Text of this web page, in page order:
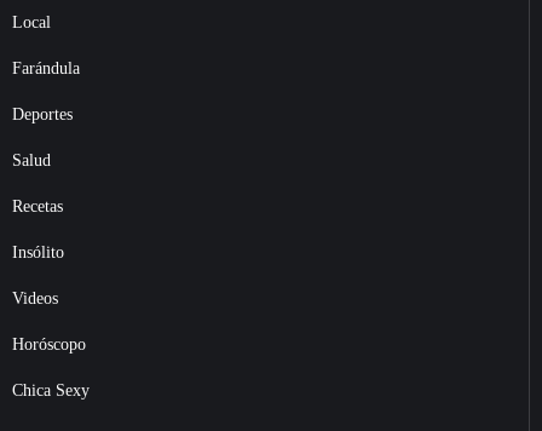
Local
Farándula
Deportes
Salud
Recetas
Insólito
Videos
Horóscopo
Chica Sexy